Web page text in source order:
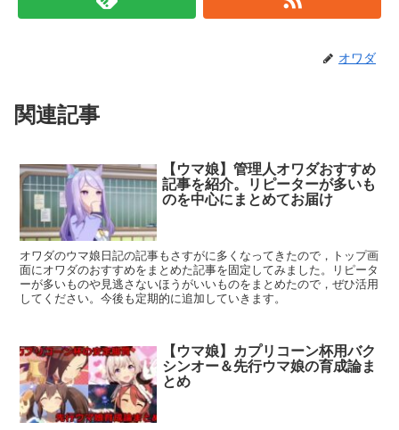
オワダ
関連記事
【ウマ娘】管理人オワダおすすめ
記事を紹介。リピーターが多いも
のを中心にまとめてお届け
オワダのウマ娘日記の記事もさすがに多くなってきたので，トップ画
面にオワダのおすすめをまとめた記事を固定してみました。リピータ
ーが多いものや見逃さないほうがいいものをまとめたので，ぜひ活用
してください。今後も定期的に追加していきます。
【ウマ娘】カプリコーン杯用バク
シンオー＆先行ウマ娘の育成論ま
とめ